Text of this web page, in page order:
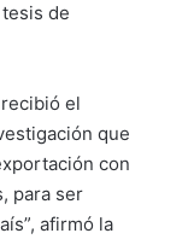
de
el
que
con
para ser
afirmó la